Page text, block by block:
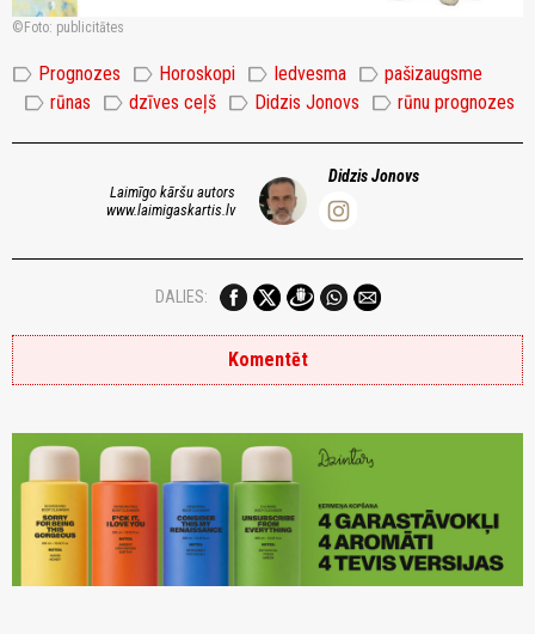
Foto: publicitātes
label Prognozes label Horoskopi label Iedvesma label pašizaugsme
label rūnas label dzīves ceļš label Didzis Jonovs label rūnu prognozes
Didzis Jonovs
Laimīgo kāršu autors
www.laimigaskartis.lv
DALIES:
Komentēt